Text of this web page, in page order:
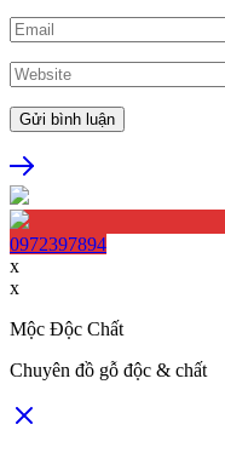
0972397894
x
x
Mộc Độc Chất
Chuyên đồ gỗ độc & chất